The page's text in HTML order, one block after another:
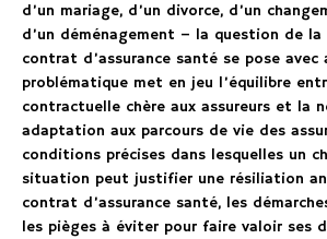
d’un mariage, d’un divorce, d’un
d’un déménagement – la question de
contrat d’assurance santé se pose
problématique met en jeu l’équilibre
contractuelle chère aux assureurs et la
adaptation aux parcours de vie des
conditions précises dans lesquelles un
situation peut justifier une résiliation
contrat d’assurance santé, les
les pièges à éviter pour faire valoir ses